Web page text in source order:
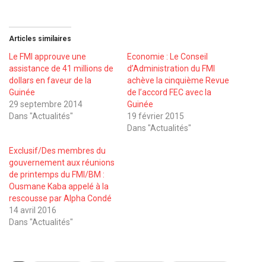
Articles similaires
Le FMI approuve une
assistance de 41 millions de
dollars en faveur de la
Guinée
29 septembre 2014
Dans "Actualités"
Economie : Le Conseil
d’Administration du FMI
achève la cinquième Revue
de l’accord FEC avec la
Guinée
19 février 2015
Dans "Actualités"
Exclusif/Des membres du
gouvernement aux réunions
de printemps du FMI/BM :
Ousmane Kaba appelé à la
rescousse par Alpha Condé
14 avril 2016
Dans "Actualités"